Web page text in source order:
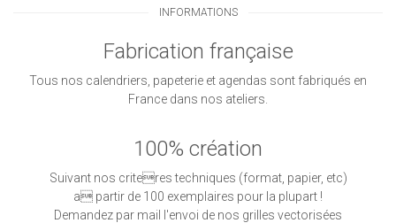
INFORMATIONS
Fabrication française
Tous nos calendriers, papeterie et agendas sont fabriqués en
France dans nos ateliers.
100% création
Suivant nos criteres techniques (format, papier, etc)
a partir de 100 exemplaires pour la plupart !
Demandez par mail l'envoi de nos grilles vectorisées